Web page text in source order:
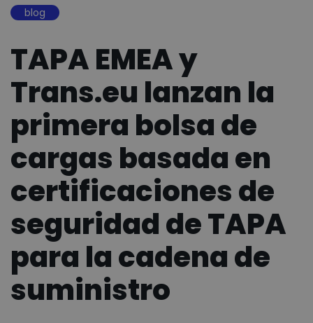
blog
TAPA EMEA y
Trans.eu lanzan la
primera bolsa de
cargas basada en
certificaciones de
seguridad de TAPA
para la cadena de
suministro